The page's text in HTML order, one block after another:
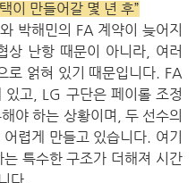
이 만들어갈 몇 년 후”
박해민의 FA 계약이 늦어지
상 난항 때문이 아니라, 여러
로 얽혀 있기 때문입니다. FA
고, LG 구단은 페이롤 조정
야 하는 상황이며, 두 선수의
렵게 만들고 있습니다. 여기
특수한 구조가 더해져 시간